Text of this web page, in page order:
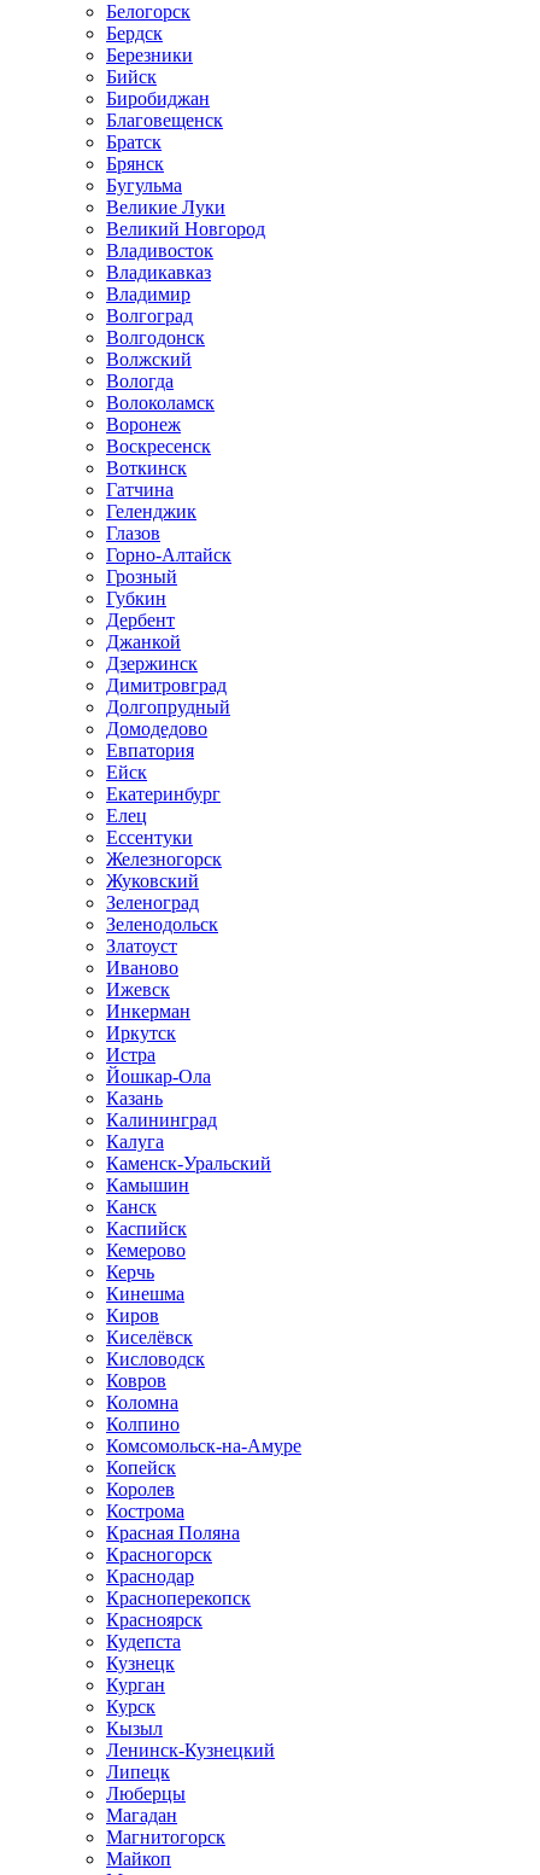
Белогорск
Бердск
Березники
Бийск
Биробиджан
Благовещенск
Братск
Брянск
Бугульма
Великие Луки
Великий Новгород
Владивосток
Владикавказ
Владимир
Волгоград
Волгодонск
Волжский
Вологда
Волоколамск
Воронеж
Воскресенск
Воткинск
Гатчина
Геленджик
Глазов
Горно-Алтайск
Грозный
Губкин
Дербент
Джанкой
Дзержинск
Димитровград
Долгопрудный
Домодедово
Евпатория
Ейск
Екатеринбург
Елец
Ессентуки
Железногорск
Жуковский
Зеленоград
Зеленодольск
Златоуст
Иваново
Ижевск
Инкерман
Иркутск
Истра
Йошкар-Ола
Казань
Калининград
Калуга
Каменск-Уральский
Камышин
Канск
Каспийск
Кемерово
Керчь
Кинешма
Киров
Киселёвск
Кисловодск
Ковров
Коломна
Колпино
Комсомольск-на-Амуре
Копейск
Королев
Кострома
Красная Поляна
Красногорск
Краснодар
Красноперекопск
Красноярск
Кудепста
Кузнецк
Курган
Курск
Кызыл
Ленинск-Кузнецкий
Липецк
Люберцы
Магадан
Магнитогорск
Майкоп